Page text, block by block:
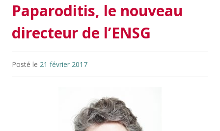
Paparoditis, le nouveau
directeur de l’ENSG
Posté le 21 février 2017